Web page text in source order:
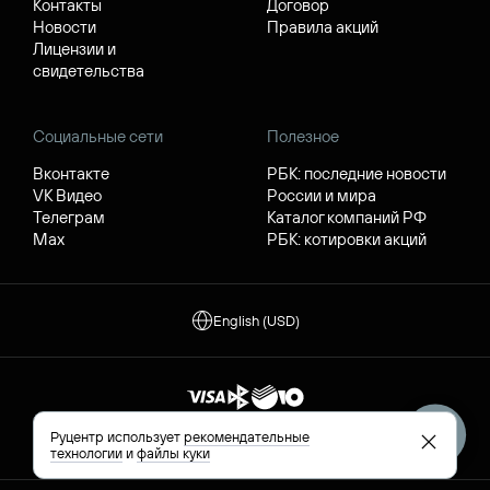
Контакты
Новости
Лицензии и
свидетельства
Договор
Правила акций
Социальные сети
Вконтакте
VK Видео
Телеграм
Max
Полезное
РБК: последние новости
России и мира
Каталог компаний РФ
РБК: котировки акций
English (USD)
Все способы оплаты
Руцентр используетрекомендательные
технологииифайлы куки